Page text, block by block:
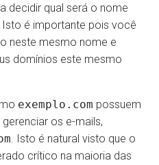
decidir qual será o nome
é importante pois você
neste mesmo nome e
domínios este mesmo
exemplo.com possuem
os e-mails,
. Isto é natural visto que o
crítico na maioria das